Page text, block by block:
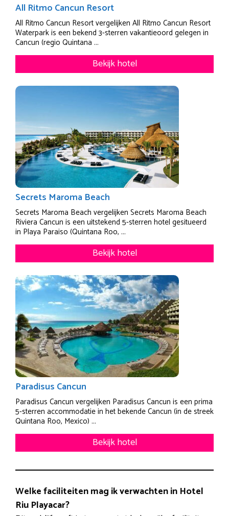
All Ritmo Cancun Resort
All Ritmo Cancun Resort vergelijken All Ritmo Cancun Resort
Waterpark is een bekend 3-sterren vakantieoord gelegen in
Cancun (regio Quintana ...
Bekijk hotel
Secrets Maroma Beach
Secrets Maroma Beach vergelijken Secrets Maroma Beach
Riviera Cancun is een uitstekend 5-sterren hotel gesitueerd
in Playa Paraiso (Quintana Roo, ...
Bekijk hotel
Paradisus Cancun
Paradisus Cancun vergelijken Paradisus Cancun is een prima
5-sterren accommodatie in het bekende Cancun (in de streek
Quintana Roo, Mexico) ...
Bekijk hotel
Welke faciliteiten mag ik verwachten in Hotel
Riu Playacar?